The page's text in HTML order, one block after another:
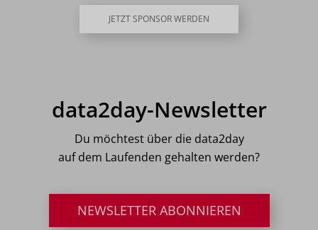
JETZT SPONSOR WERDEN
data2day-Newsletter
Du möchtest über die data2day
auf dem Laufenden gehalten werden?
NEWSLETTER ABONNIEREN